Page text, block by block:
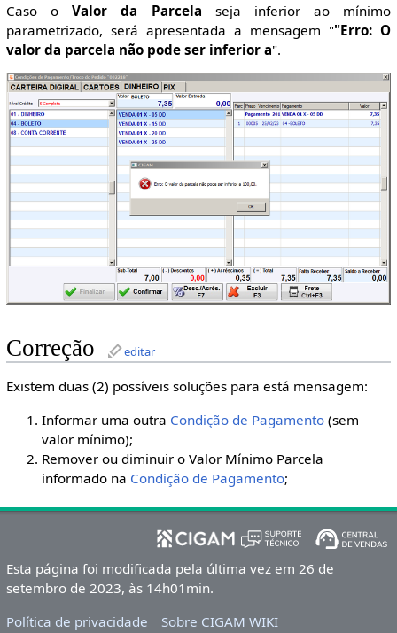
Caso oValor da Parcela seja inferior ao mínimo
parametrizado, será apresentada a mensagem ""Erro: O
valor da parcela não pode ser inferior a".
Correção editar
Existem duas (2) possíveis soluções para está mensagem:
Informar uma outra Condição de Pagamento(sem
valor mínimo);
Remover ou diminuir o Valor Mínimo Parcela
informado na Condição de Pagamento;
Esta página foi modificada pela última vez em 26 de
setembro de 2023, às 14h01min.
Política de privacidade
Sobre CIGAM WIKI